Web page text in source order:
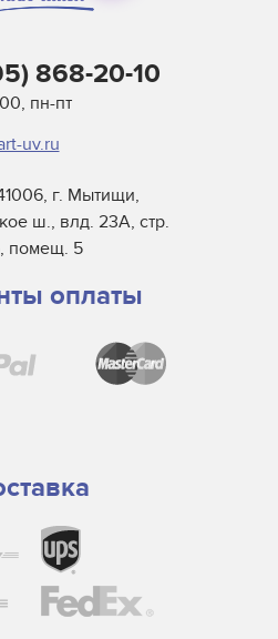
NUR
Imaging Tech.
Raster
USA
SkyJet
Virtu
Yaselan
Zund
Anderson America для УФ
блоков
868-20-10
пн-пт
uv.ru
г. Мытищи,
ш., влд. 23А, стр.
помещ. 5
оплаты